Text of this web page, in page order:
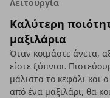
Λειτουργία
Καλύτερη
μαξιλάρια
Όταν κοιμάστε άνετα,
είστε ξύπνιοι.
μάλιστα το κεφάλι και
από ένα μαξιλάρι, θα